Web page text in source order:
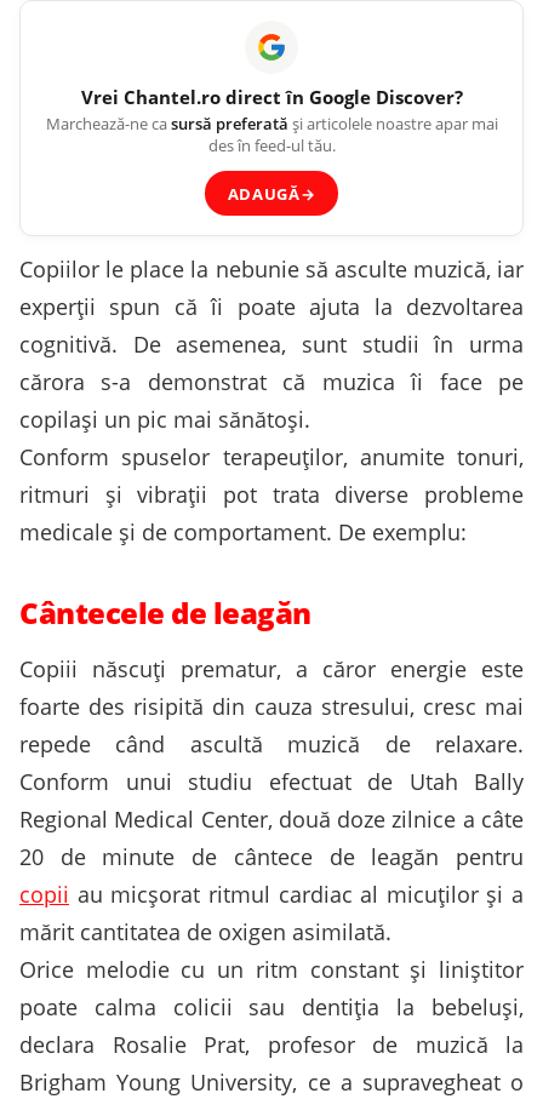
Vrei Chantel.rodirect în Google Discover?
Marchează-ne casursă preferată și articolele noastre apar mai
des în feed-ul tău.
ADAUGĂ→
Copiilor le place la nebunie să asculte muzică, iar
experții spun că îi poate ajuta la dezvoltarea
cognitivă. De asemenea, sunt studii în urma
cărora s-a demonstrat că muzica îi face pe
copilași un pic mai sănătoși.
Conform spuselor terapeuților, anumite tonuri,
ritmuri și vibrații pot trata diverse probleme
medicale și de comportament. De exemplu:
Cântecele de leagăn
Copiii născuți prematur, a căror energie este
foarte des risipită din cauza stresului, cresc mai
repede când ascultă muzică de relaxare.
Conform unui studiu efectuat de Utah Bally
Regional Medical Center, două doze zilnice a câte
20 de minute de cântece de leagăn pentru
copii au micșorat ritmul cardiac al micuților și a
mărit cantitatea de oxigen asimilată.
Orice melodie cu un ritm constant și liniștitor
poate calma colicii sau dentiția la bebeluși,
declara Rosalie Prat, profesor de muzică la
Brigham Young University, ce a supravegheat o